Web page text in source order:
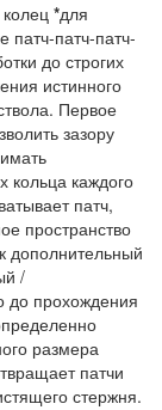
*для
патч-патч-патч-
до строгих
истинного
Первое
зазору
кольца каждого
патч,
пространство
дополнительный
/
до прохождения
размера
патчи
стержня.